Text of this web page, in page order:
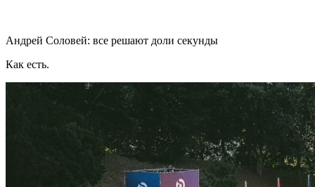
Андрей Соловей: все решают доли секунды
Как есть.